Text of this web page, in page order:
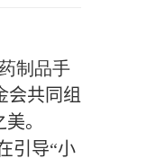
制品手
会共同组
美。
引导“小